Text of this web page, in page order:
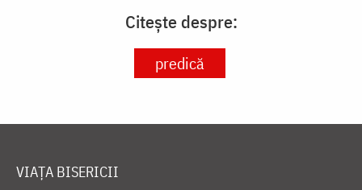
Citește despre:
predică
VIAȚA BISERICII